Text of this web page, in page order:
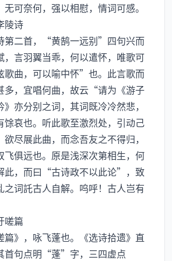
可奈何，强以相慰，情词可感。
诗
二首，“黄鹄一远别”四句兴而
，言羽翼当乖，何以遣怀，唯歌可
曲，可以喻中怀”也。此言歌而
多，宜唱何曲，故云“请为《游子
亦分别之词，其词既冷冷然悲，
馀哀也。听此歌至激烈处，引动己
尽展此曲，而念吾友之不得归，
飞俱远也。原是浅深次第相生，何
此，而曰“古诗政不以此论”，致
之词託古人自解。呜呼！古人岂有
篇
》，咏飞蓬也。《选诗拾遗》直
首句点明“蓬”字，三四虚点